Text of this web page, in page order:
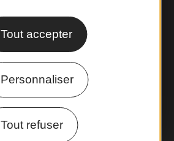
Tout accepter
Personnaliser
Tout refuser
Latitude Gard